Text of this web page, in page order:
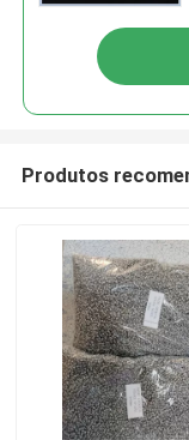
Produtos